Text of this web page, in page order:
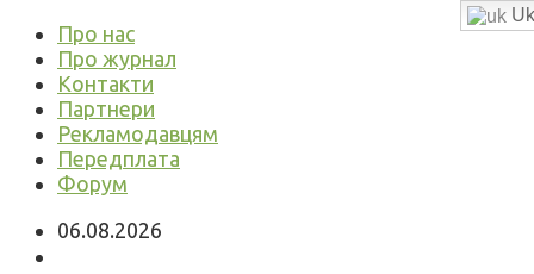
Про нас
Про журнал
Контакти
Партнери
Рекламодавцям
Передплата
Форум
06.08.2026